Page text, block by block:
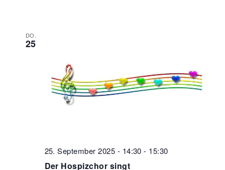
DO.
25
Der Hospizchor singt
25. September 2025 - 14:30 - 15:30